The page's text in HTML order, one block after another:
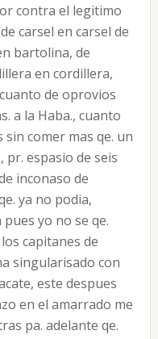
contra el legitimo
carsel en carsel de
bartolina, de
en cordillera,
de oprovios
a la Haba., cuanto
comer mas qe. un
pr. espasio de seis
inconaso de
ya no podia,
yo no se qe.
capitanes de
singularisado con
este despues
en el amarrado me
pa. adelante qe.